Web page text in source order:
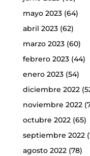
mayo 2023(64)
abril 2023(62)
marzo 2023(60)
febrero 2023(44)
enero 2023(54)
diciembre 2022
noviembre 2022
octubre 2022(65)
septiembre 2022
agosto 2022(78)